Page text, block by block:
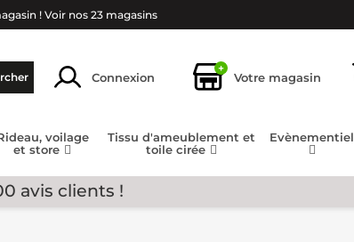
!Voir nos 23 magasins
Connexion
+
Votre magasin
voilage
et store
Tissu d'ameublement et
toile cirée
Evènementiel
avis clients !